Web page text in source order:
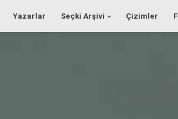
Yazarlar Seçki Arşivi Çizimler